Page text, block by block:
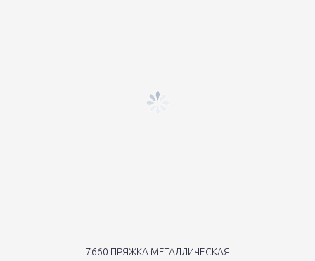
7660 ПРЯЖКА МЕТАЛЛИЧЕСКАЯ